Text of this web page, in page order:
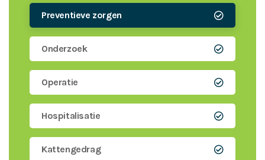
Preventieve zorgen
Onderzoek
Operatie
Hospitalisatie
Kattengedrag